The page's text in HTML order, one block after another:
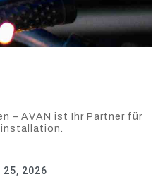
– AVAN ist Ihr Partner für
25, 2026